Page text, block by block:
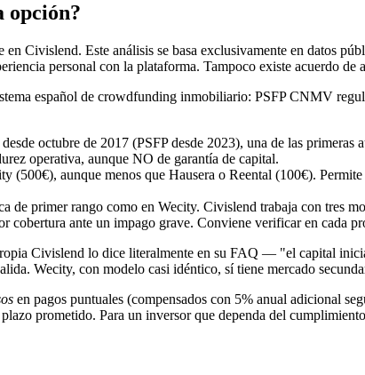
opción?
en Civislend. Este análisis se basa exclusivamente en datos
personal con la plataforma. Tampoco existe acuerdo
español de crowdfunding inmobiliario: PSFP CNMV
octubre de 2017 (PSFP desde 2023), una de las
operativa, aunque NO de garantía de capital.
(500€), aunque menos que Hausera o Reental (100€).
de primer rango como en Wecity. Civislend trabaja con tres
cobertura ante un impago grave. Conviene verificar en cada
Civislend lo dice literalmente en su FAQ — "el capital
Wecity, con modelo casi idéntico, sí tiene mercado
en pagos puntuales (compensados con 5% anual adicional
prometido. Para un inversor que dependa del